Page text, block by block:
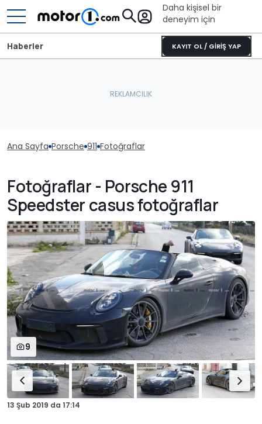
Daha kişisel bir
deneyim için
KAYIT OL / GİRİŞ YAP
Haberler
Ana Sayfa Porsche 911 Fotoğraflar
Fotoğraflar - Porsche 911
Speedster casus fotoğraflar
9
13 Şub 2019 da 17:14